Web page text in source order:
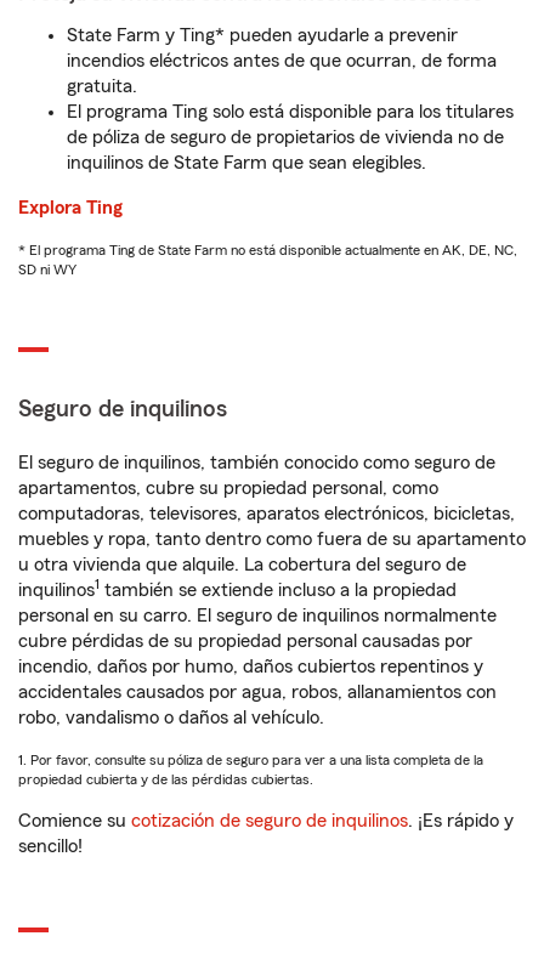
State Farm y Ting* pueden ayudarle a prevenir
incendios eléctricos antes de que ocurran, de forma
gratuita.
El programa Ting solo está disponible para los titulares
de póliza de seguro de propietarios de vivienda no de
inquilinos de State Farm que sean elegibles.
Explora Ting
* El programa Ting de State Farm no está disponible actualmente en AK, DE, NC,
SD ni WY
Seguro de inquilinos
El seguro de inquilinos, también conocido como seguro de
apartamentos, cubre su propiedad personal, como
computadoras, televisores, aparatos electrónicos, bicicletas,
muebles y ropa, tanto dentro como fuera de su apartamento
u otra vivienda que alquile. La cobertura del seguro de
inquilinos1 también se extiende incluso a la propiedad
personal en su carro. El seguro de inquilinos normalmente
cubre pérdidas de su propiedad personal causadas por
incendio, daños por humo, daños cubiertos repentinos y
accidentales causados por agua, robos, allanamientos con
robo, vandalismo o daños al vehículo.
1. Por favor, consulte su póliza de seguro para ver a una lista completa de la
propiedad cubierta y de las pérdidas cubiertas.
Comience su cotización de seguro de inquilinos. ¡Es rápido y
sencillo!